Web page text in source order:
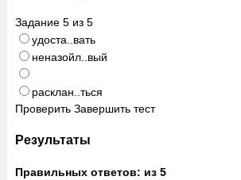
Задание 5из 5
удоста..вать
неназойл..вый
расклан..ться
Проверить Завершить тест
Результаты
Правильных ответов: из 5